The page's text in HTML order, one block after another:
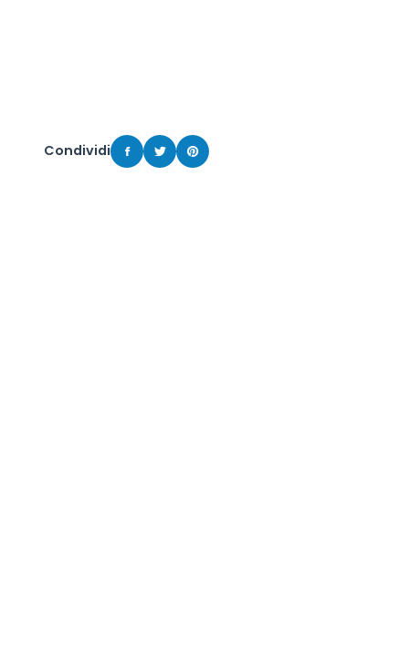
Condividi